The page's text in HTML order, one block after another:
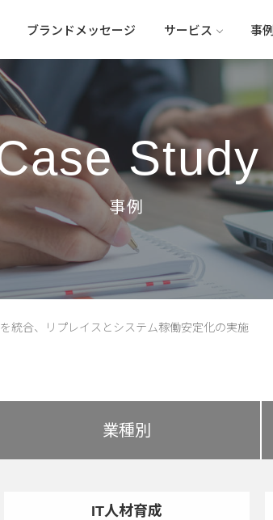
ブランドメッセージ サービス 事例
Study
統合、リプレイスとシステム稼働安定化の実施
業種別
IT人材育成